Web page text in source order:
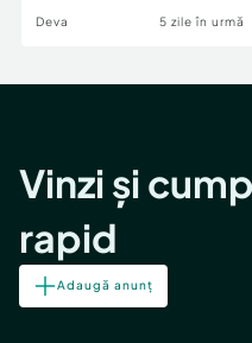
Deva 5 zile în urmă
Vinzi și
rapid
Adaugă anunț